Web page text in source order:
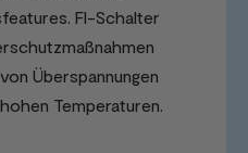
FI-Schalter
Überspannungen
Temperaturen.